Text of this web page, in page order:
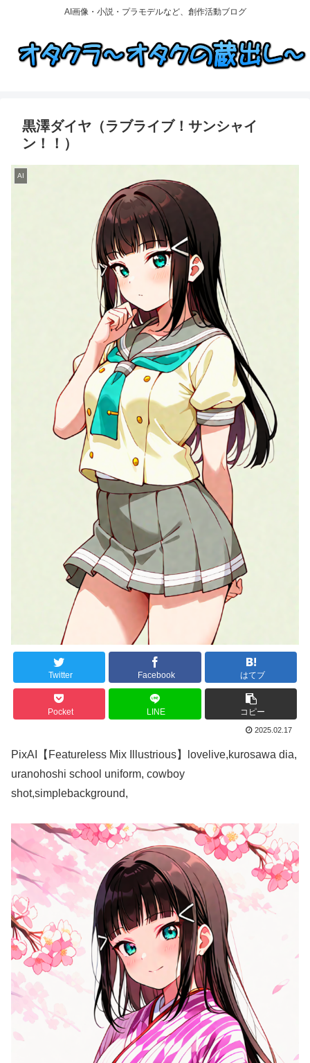
AI画像・小説・プラモデルなど、創作活動ブログ
黒澤ダイヤ（ラブライブ！サンシャイ
ン！！）
AI
Twitter Facebook はてブ
Pocket LINE コピー
2025.02.17
PixAI【Featureless Mix Illustrious】lovelive,kurosawa dia,
uranohoshi school uniform, cowboy
shot,simplebackground,